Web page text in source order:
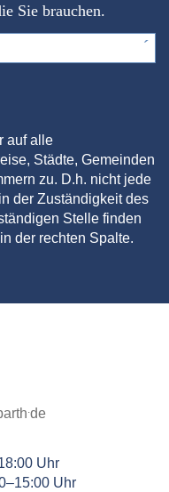
Sie brauchen.
auf alle
Städte, Gemeinden
zu. D.h. nicht jede
der Zuständigkeit des
Stelle finden
der rechten Spalte.
.de
Uhr
Uhr